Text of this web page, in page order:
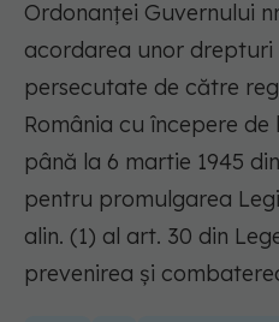
Ordonanţei Guvernului
acordarea unor drepturi
persecutate de către
România cu începere
până la 6 martie 1945
pentru promulgarea
alin. (1) al art. 30 din
prevenirea şi